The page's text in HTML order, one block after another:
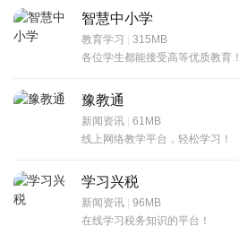
智慧中小学
教育学习 | 315MB
各位学生都能接受高等优质教育！
豫教通
新闻资讯 | 61MB
线上网络教学平台，轻松学习！
学习兴税
新闻资讯 | 96MB
在线学习税务知识的平台！